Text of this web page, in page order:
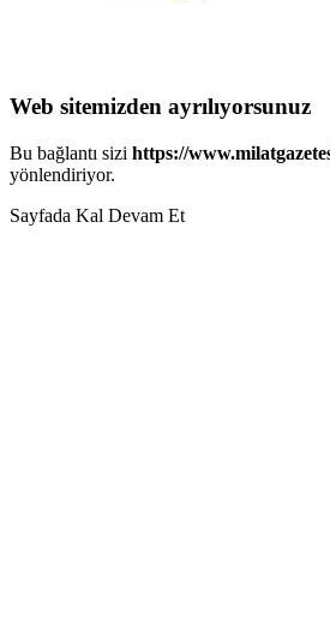
Web sitemizden ayrılıyorsunuz
Bu bağlantı sizi https://
yönlendiriyor.
Sayfada Kal Devam Et